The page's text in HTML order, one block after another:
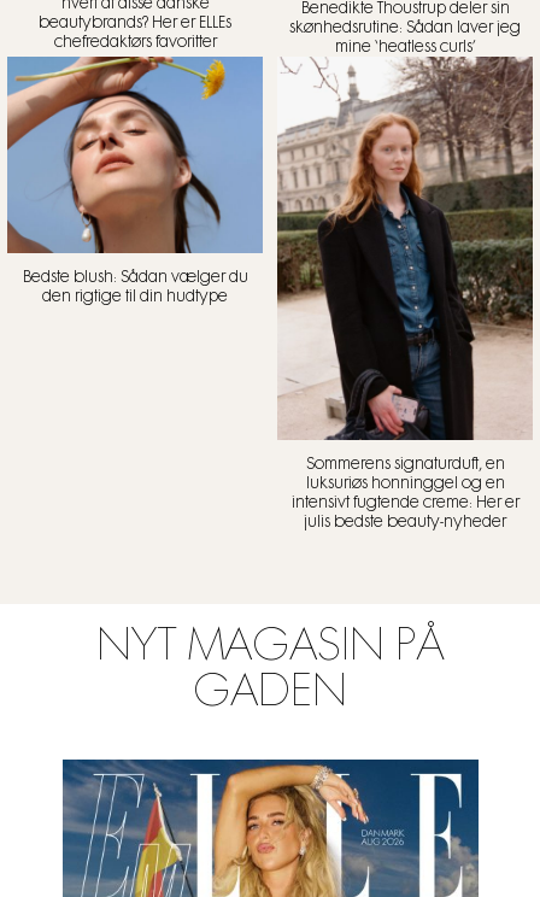
hvert af disse danske
beautybrands? Her er ELLEs
chefredaktørs favoritter
Benedikte Thoustrup deler sin
skønhedsrutine: Sådan laver jeg
mine ‘heatless curls’
Bedste blush: Sådan vælger du
den rigtige til din hudtype
Sommerens signaturduft, en
luksuriøs honninggel og en
intensivt fugtende creme: Her er
julis bedste beauty-nyheder
NYT MAGASIN PÅ
GADEN